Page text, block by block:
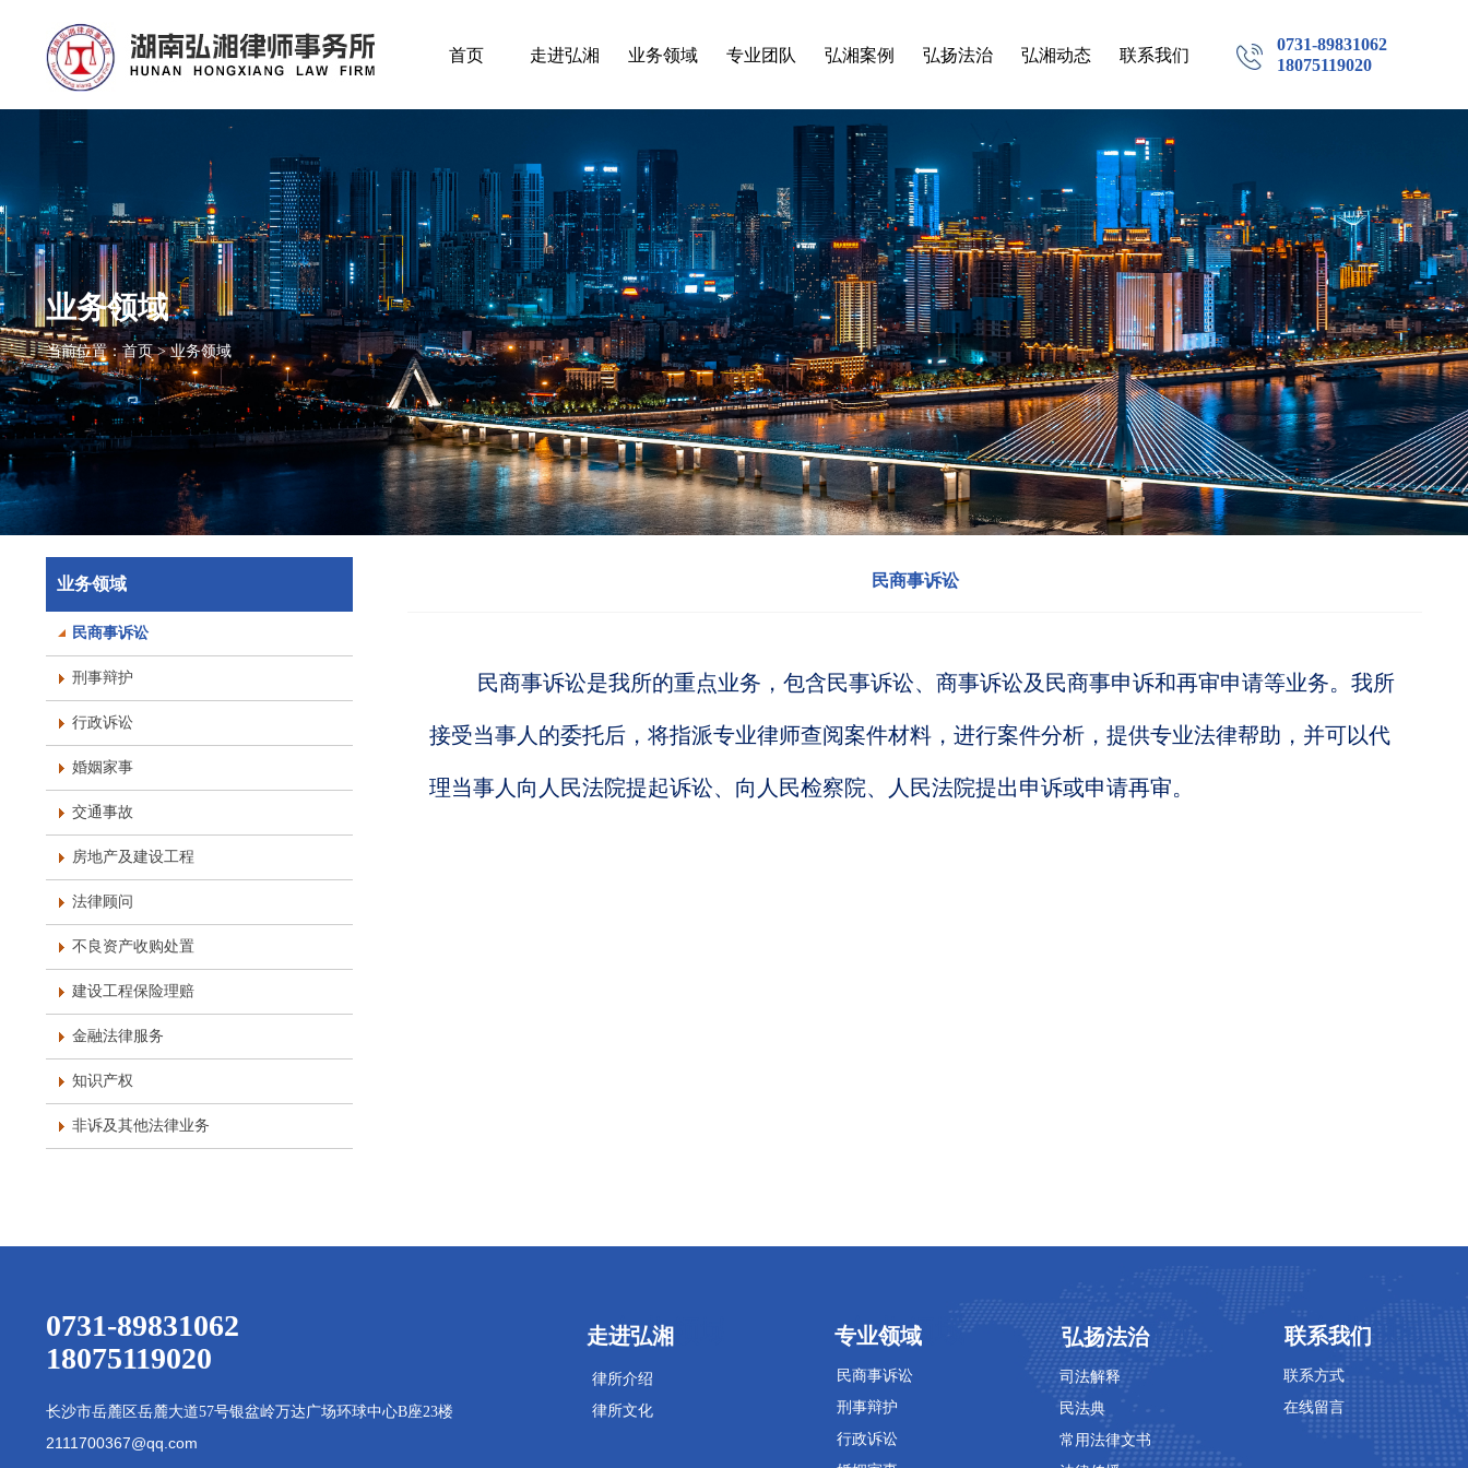
0731-89831062
18075119020
首页 走进弘湘 业务领域 专业团队 弘湘案例 弘扬法治 弘湘动态 联系我们
业务领域
当前位置：首页 > 业务领域
业务领域
民商事诉讼
刑事辩护
行政诉讼
婚姻家事
交通事故
房地产及建设工程
法律顾问
不良资产收购处置
建设工程保险理赔
金融法律服务
知识产权
非诉及其他法律业务
民商事诉讼
民商事诉讼是我所的重点业务，包含民事诉讼、商事诉讼及民商事申诉和再审申请等业务。我所
接受当事人的委托后，将指派专业律师查阅案件材料，进行案件分析，提供专业法律帮助，并可以代
理当事人向人民法院提起诉讼、向人民检察院、人民法院提出申诉或申请再审。
律所介绍
律所文化
专业领域
走进弘湘
民商事诉讼
刑事辩护
行政诉讼
专业领域
专业领域
司法解释
民法典
常用法律文书
专业领域
弘扬法治
联系方式
在线留言
专业领域
联系我们
长沙市岳麓区岳麓大道57号银盆岭万达广场环球中心B座23楼
2111700367@qq.com
0731-89831062
18075119020